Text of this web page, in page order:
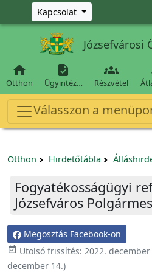
Ugrás a fő tartalomra
Kapcsolat
Józsefvárosi

Otthon

Ügyintéz…

Részvétel
Válasszon a
Otthon Hirdetőtábla
Fogyatékosságügyi
Józsefváros
Megosztás Facebook-on
 Utolsó frissítés: 2022. december
december 14.)